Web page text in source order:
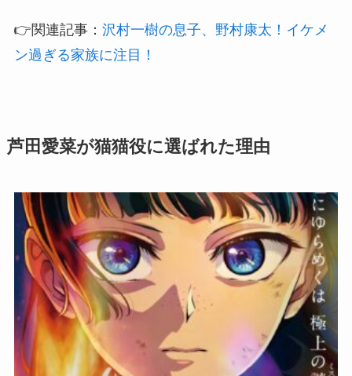
👉関連記事： 沢村一樹の息子、野村康太！イケメ
ン過ぎる家族に注目！
芦田愛菜が猫猫役に選ばれた理由